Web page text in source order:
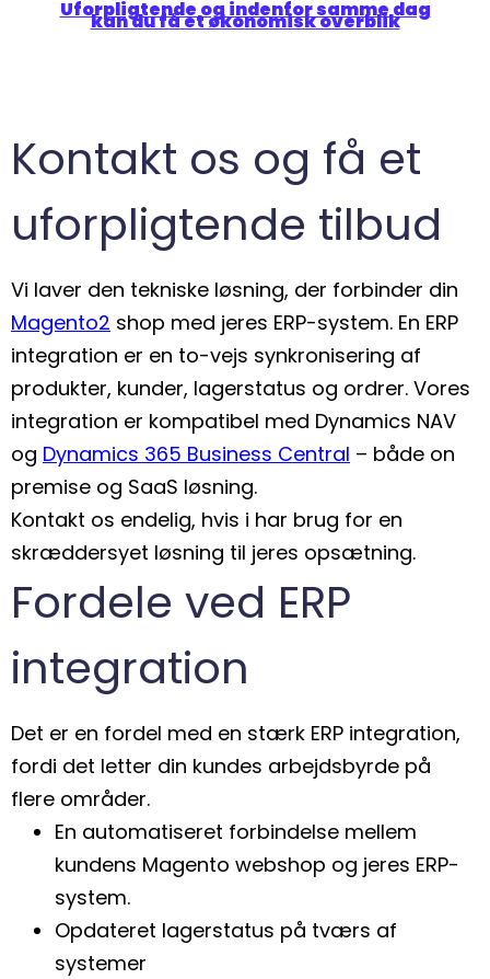
Uforpligtende og indenfor samme dag
kan du få et økonomisk overblik
Kontakt os og få et
uforpligtende tilbud
Vi laver den tekniske løsning, der forbinder din
Magento2 shop med jeres ERP-system. En ERP
integration er en to-vejs synkronisering af
produkter, kunder, lagerstatus og ordrer. Vores
integration er kompatibel med Dynamics NAV
og Dynamics 365 Business Central – både on
premise og SaaS løsning.
Kontakt os endelig, hvis i har brug for en
skræddersyet løsning til jeres opsætning.
Fordele ved ERP
integration
Det er en fordel med en stærk ERP integration,
fordi det letter din kundes arbejdsbyrde på
flere områder.
En automatiseret forbindelse mellem
kundens Magento webshop og jeres ERP-
system.
Opdateret lagerstatus på tværs af
systemer